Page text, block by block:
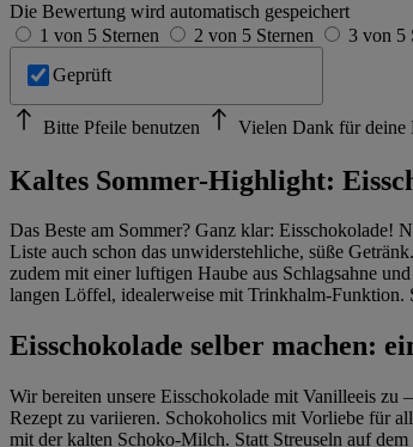
Die Bewertung wird automatisch gespeichert
1 von 5 Sternen
2 von 5 Sternen 3 von 5
Geprüft
Bitte Pfeile benutzen Vielen Dank für deine
Kaltes Sommer-Highlight:
Das Beste am Sommer? Ganz klar: Eisschokolade!
Liste auch schon das unwiderstehliche, süße
zudem mit einer luftigen Haube aus Schlagsahne
langen Löffel, idealerweise mit Trinkhalm-Funktion.
Eisschokolade selber machen:
Wir bereiten unsere Eisschokolade mit Vanilleeis zu
Rezept zu variieren. Schokoholics mit Vorliebe für
mit der kalten Schoko-Milch. Statt Streuseln auf